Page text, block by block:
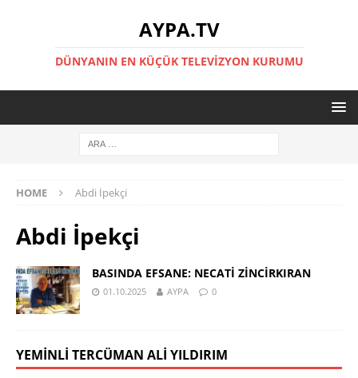
AYPA.TV
DÜNYANIN EN KÜÇÜK TELEVIZYON KURUMU
HOME Abdi İpekçi
Abdi İpekçi
BASINDA EFSANE: NECATİ ZİNCİRKIRAN
01.10.2025 AYPA 0
YEMINLI TERCÜMAN ALI YILDIRIM